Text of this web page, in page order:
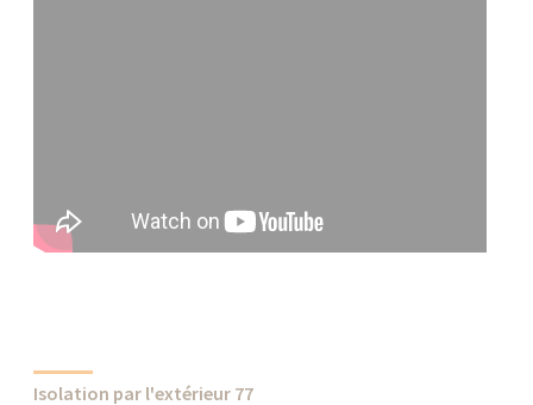
Isolation par l'extérieur 77